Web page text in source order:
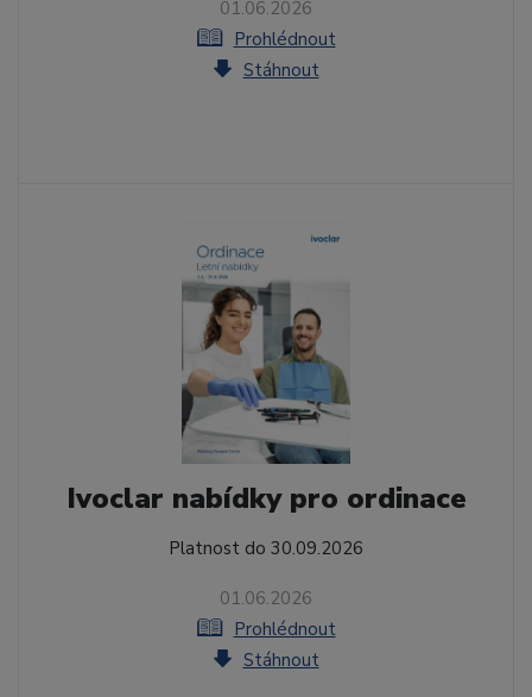
01.06.2026
Prohlédnout
Stáhnout
Ivoclar nabídky pro ordinace
Platnost do 30.09.2026
01.06.2026
Prohlédnout
Stáhnout